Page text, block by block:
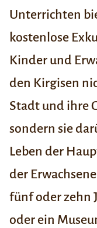
Unterrichten
kostenlose
Kinder und
den Kirgisen
Stadt und ihre
sondern sie
Leben der
der
fünf oder zehn
oder ein